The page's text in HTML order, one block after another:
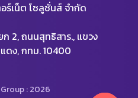
ร์เน็ต โซลูชั่นส์ จำกัด
2, ถนนสุทธิสาร., แขวง
ดง, กทม. 10400
: 2026